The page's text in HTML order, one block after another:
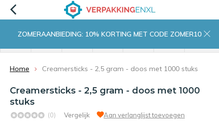
ZOMERAANBIEDING: 10% KORTING MET CODE ZOMER10
Home Creamersticks - 2,5 gram - doos met 1000 stuks
Creamersticks - 2,5 gram - doos met 1000
stuks
(0) Vergelijk Aan verlanglijst toevoegen